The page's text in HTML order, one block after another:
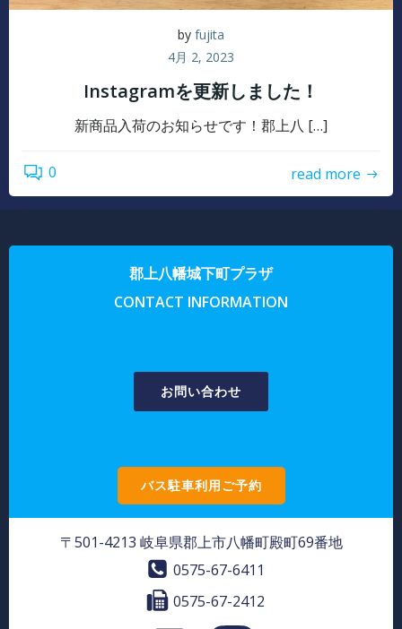
by fujita
4月 2, 2023
Instagramを更新しました！
新商品入荷のお知らせです！郡上八 […]
0 read more
郡上八幡城下町プラザ
CONTACT INFORMATION
お問い合わせ
バス駐車利用ご予約
〒501-4213 岐阜県郡上市八幡町殿町69番地
0575-67-6411
0575-67-2412